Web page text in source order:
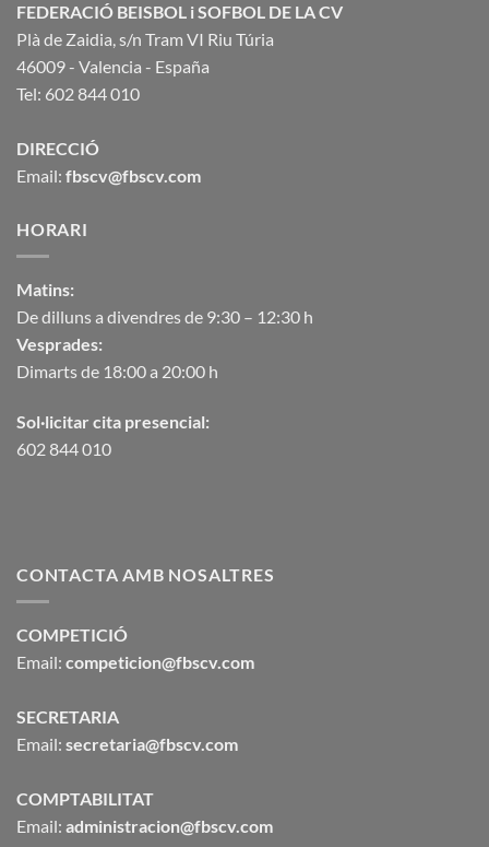
FEDERACIÓ BEISBOL i SOFBOL DE LA CV
Plà de Zaidia, s/n Tram VI Riu Túria
46009 - Valencia - España
Tel: 602 844 010
DIRECCIÓ
Email: fbscv@fbscv.com
HORARI
Matins:
De dilluns a divendres de 9:30 – 12:30 h
Vesprades:
Dimarts de 18:00 a 20:00 h
Sol·licitar cita presencial:
602 844 010
CONTACTA AMB NOSALTRES
COMPETICIÓ
Email: competicion@fbscv.com
SECRETARIA
Email: secretaria@fbscv.com
COMPTABILITAT
Email: administracion@fbscv.com